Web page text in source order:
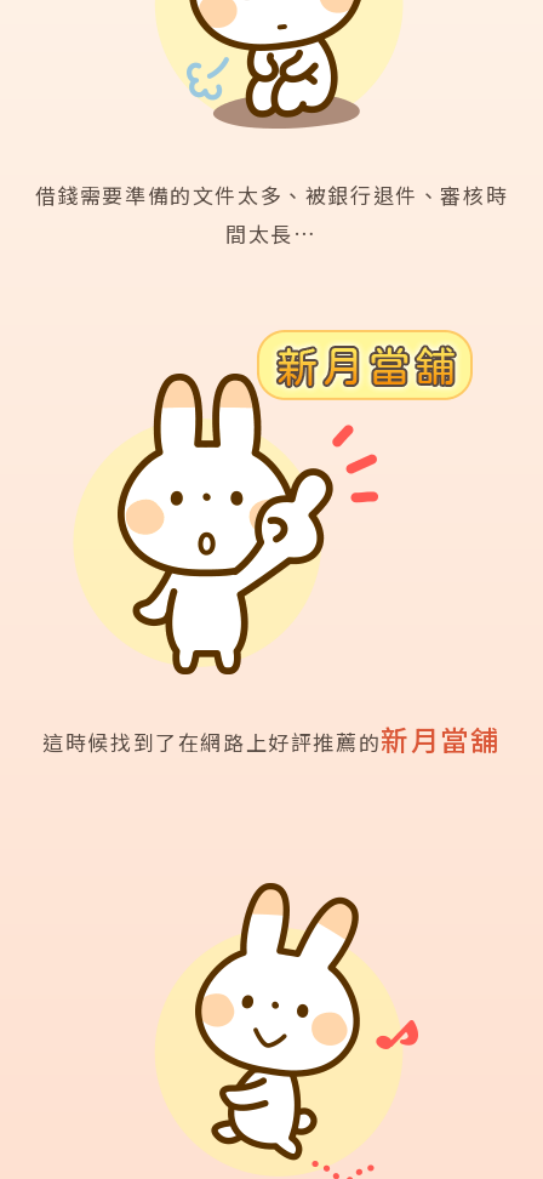
借錢需要準備的文件太多、被銀行退件、審核時
間太長…
這時候找到了在網路上好評推薦的新月當舖